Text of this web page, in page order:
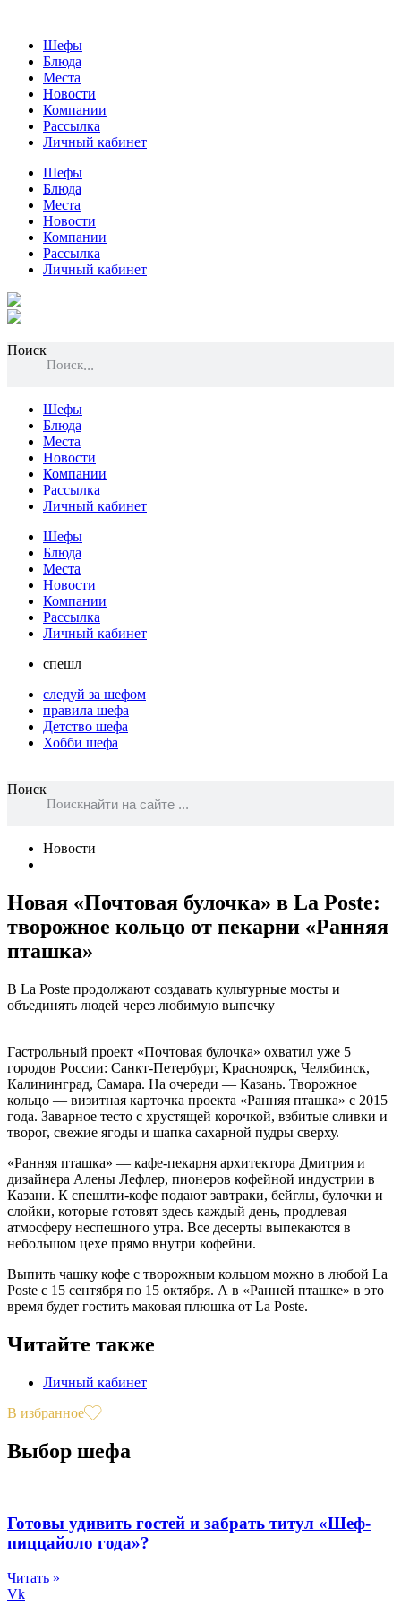
Шефы
Блюда
Места
Новости
Компании
Рассылка
Личный кабинет
Шефы
Блюда
Места
Новости
Компании
Рассылка
Личный кабинет
Поиск
Поиск
Шефы
Блюда
Места
Новости
Компании
Рассылка
Личный кабинет
Шефы
Блюда
Места
Новости
Компании
Рассылка
Личный кабинет
спешл
следуй за шефом
правила шефа
Детство шефа
Хобби шефа
Поиск
Поиск
Новости
Новая «Почтовая булочка» в La Poste:
творожное кольцо от пекарни «Ранняя
пташка»
В La Poste продолжают создавать культурные мосты и
объединять людей через любимую выпечку
Гастрольный проект «Почтовая булочка» охватил уже 5
городов России: Санкт-Петербург, Красноярск, Челябинск,
Калининград, Самара. На очереди — Казань. Творожное
кольцо — визитная карточка проекта «Ранняя пташка» с 2015
года. Заварное тесто с хрустящей корочкой, взбитые сливки и
творог, свежие ягоды и шапка сахарной пудры сверху.
«Ранняя пташка» — кафе-пекарня архитектора Дмитрия и
дизайнера Алены Лефлер, пионеров кофейной индустрии в
Казани. К спешлти-кофе подают завтраки, бейглы, булочки и
слойки, которые готовят здесь каждый день, продлевая
атмосферу неспешного утра. Все десерты выпекаются в
небольшом цехе прямо внутри кофейни.
Выпить чашку кофе с творожным кольцом можно в любой La
Poste с 15 сентября по 15 октября. А в «Ранней пташке» в это
время будет гостить маковая плюшка от La Poste.
Читайте также
Личный кабинет
В избранное
Выбор шефа
Готовы удивить гостей и забрать титул «Шеф-
пиццайоло года»?
Читать »
Vk